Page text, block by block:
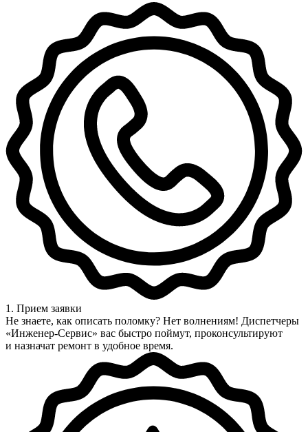
1. Прием заявки
Не знаете, как описать поломку? Нет волнениям! Диспетчеры
«Инженер-Сервис» вас быстро поймут, проконсультируют
и назначат ремонт в удобное время.